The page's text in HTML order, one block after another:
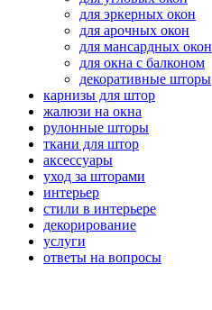
для эркерных окон
для арочных окон
для мансардных окон
для окна с балконом
декоративные шторы
карнизы для штор
жалюзи на окна
рулонные шторы
ткани для штор
аксессуары
уход за шторами
интерьер
стили в интерьере
декорирование
услуги
ответы на вопросы